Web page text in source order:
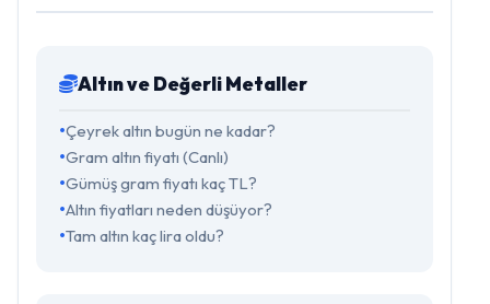
Altın ve Değerli Metaller
Çeyrek altın bugün ne kadar?
Gram altın fiyatı (Canlı)
Gümüş gram fiyatı kaç TL?
Altın fiyatları neden düşüyor?
Tam altın kaç lira oldu?